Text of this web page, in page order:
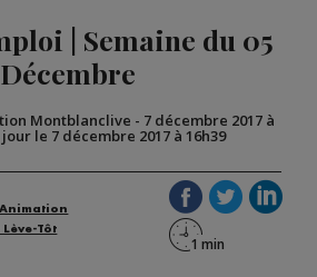
| Semaine du 05
Décembre
Montblanclive - 7 décembre 2017 à
le 7 décembre 2017 à 16h39
Animation
Tôt